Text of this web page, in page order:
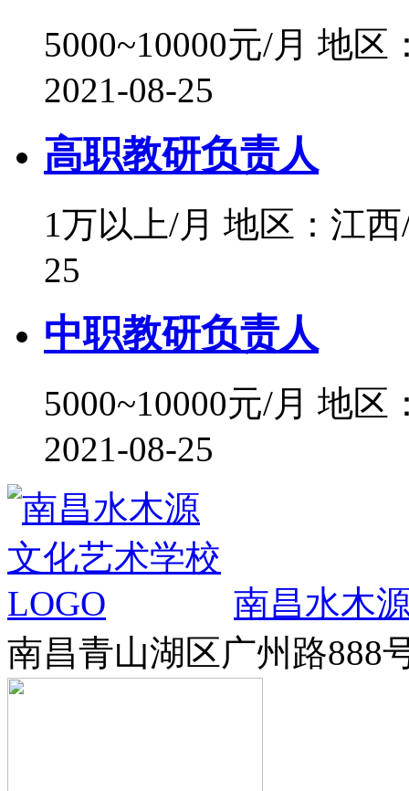
5000~10000元/月 地区
2021-08-25
高职教研负责人
1万以上/月 地区：江
25
中职教研负责人
5000~10000元/月 地区
2021-08-25
南昌水木
南昌青山湖区广州路888